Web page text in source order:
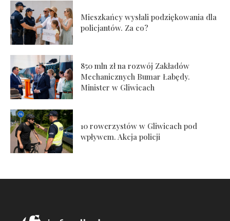
Mieszkańcy wysłali podziękowania dla
policjantów. Za co?
850 mln zł na rozwój Zakładów
Mechanicznych Bumar Łabędy.
Minister w Gliwicach
10 rowerzystów w Gliwicach pod
wpływem. Akcja policji